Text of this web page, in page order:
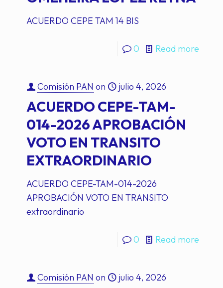
ACUERDO CEPE TAM 14 BIS
0 Read more
Comisión PAN on julio 4, 2026
ACUERDO CEPE-TAM-
014-2026 APROBACIÓN
VOTO EN TRANSITO
EXTRAORDINARIO
ACUERDO CEPE-TAM-014-2026
APROBACIÓN VOTO EN TRANSITO
extraordinario
0 Read more
Comisión PAN on julio 4, 2026